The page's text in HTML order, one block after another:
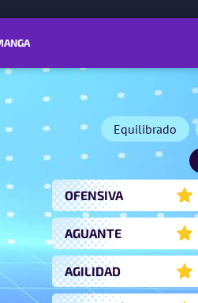
Equilibrado
OFENSIVA
4
AGUANTE
2.5
AGILIDAD
4